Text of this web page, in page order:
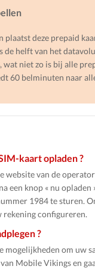
deze prepaid
de helft van het
wat niet zo is bij alle
60 belminuten naar
kaart opladen ?
website van de
een knop « nu
1984 te sturen.
rekening configureren.
?
om uw
Mobile Vikings en